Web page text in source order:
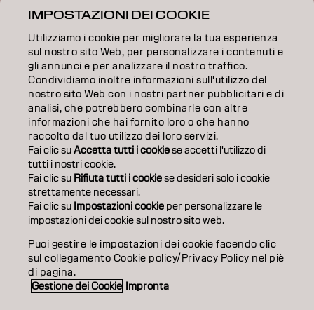
FORMAZIONE
INFORMAZIONI
SALON FINDER
DIVENTA PARTNER
CONTATTACI
ImprontaPrivacy PolicyCookie Policy
Accessibilità
IT | Italian
IMPOSTAZIONI DEI COOKIE
Utilizziamo i cookie per migliorare la tua esperienza
sul nostro sito Web, per personalizzare i contenuti e
gli annunci e per analizzare il nostro traffico.
Condividiamo inoltre informazioni sull'utilizzo del
nostro sito Web con i nostri partner pubblicitari e di
analisi, che potrebbero combinarle con altre
informazioni che hai fornito loro o che hanno
raccolto dal tuo utilizzo dei loro servizi.
Fai clic suAccetta tutti i cookiese accetti l'utilizzo di
tutti i nostri cookie.
Fai clic su Rifiuta tutti i cookiese desideri solo i cookie
strettamente necessari.
Fai clic su Impostazioni cookie per personalizzare le
impostazioni dei cookie sul nostro sito web.
Puoi gestire le impostazioni dei cookie facendo clic
sul collegamento Cookie policy/Privacy Policy nel piè
di pagina.
Gestione dei Cookie Impronta